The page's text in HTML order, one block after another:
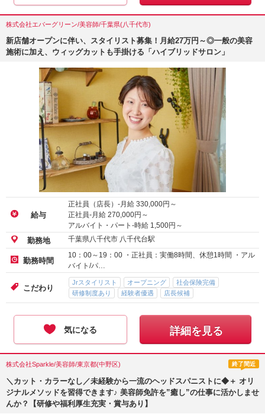
株式会社エバーグリーン/美容師/千葉県(八千代市)
新店舗オープンに伴い、スタイリスト募集！月給27万円～◎一般の美容
施術に加え、ウィッグカットも手掛ける「ハイブリッドサロン」
給与
正社員（店長）-月給 330,000円～
正社員-月給 270,000円～
アルバイト・パート-時給 1,500円～
勤務地 千葉県八千代市 八千代台駅
勤務時間
10：00～19：00 ・正社員：実働8時間、休憩1時間 ・アル
バイト/パ…
こだわり
Jrスタイリスト オープニング
社会保険完備
研修制度あり
経験者優遇 店長候補
気になる 詳細を見る
株式会社Sparkle/美容師/東京都(中野区) 終了間近
＼カット・カラーなし／未経験から一流のヘッドスパニストに◆＋ オリ
ジナルメソッドを習得できます♪ 美容師免許を”癒し”の仕事に活かしませ
んか？【研修や福利厚生充実・賞与あり】